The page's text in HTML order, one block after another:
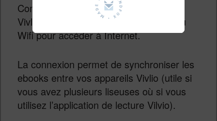
Comme pour toutes les liseuses, cette
Vivlio Color se connecte à votre réseau
Wifi pour accéder à Internet.
La connexion permet de synchroniser les
ebooks entre vos appareils Vivlio (utile si
vous avez plusieurs liseuses où si vous
utilisez l’application de lecture Vilvio).